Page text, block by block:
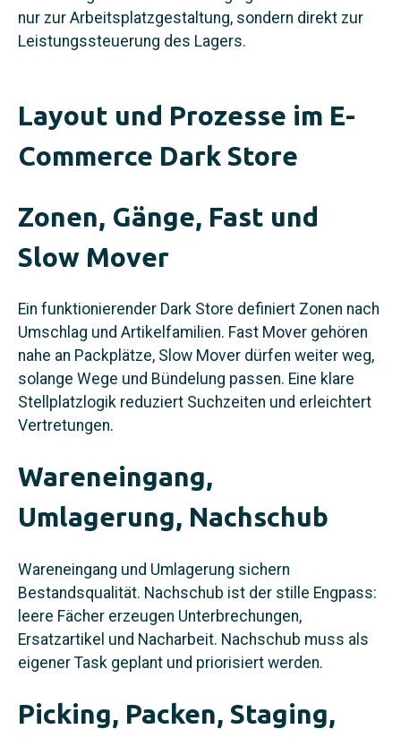
nur zur Arbeitsplatzgestaltung, sondern direkt zur
Leistungssteuerung des Lagers.
Layout und Prozesse im E-
Commerce Dark Store
Zonen, Gänge, Fast und
Slow Mover
Ein funktionierender Dark Store definiert Zonen nach
Umschlag und Artikelfamilien. Fast Mover gehören
nahe an Packplätze, Slow Mover dürfen weiter weg,
solange Wege und Bündelung passen. Eine klare
Stellplatzlogik reduziert Suchzeiten und erleichtert
Vertretungen.
Wareneingang,
Umlagerung, Nachschub
Wareneingang und Umlagerung sichern
Bestandsqualität. Nachschub ist der stille Engpass:
leere Fächer erzeugen Unterbrechungen,
Ersatzartikel und Nacharbeit. Nachschub muss als
eigener Task geplant und priorisiert werden.
Picking, Packen, Staging,